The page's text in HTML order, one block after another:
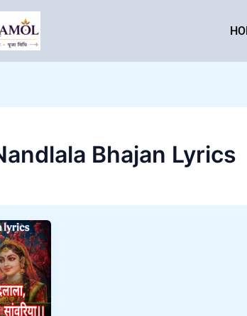
Bhajan Lyrics